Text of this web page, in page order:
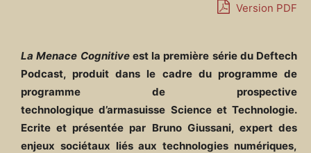
Version PDF
La Menace Cognitiveest la première série du Deftech
Podcast, produit dans le cadre du programme de
programme de prospective
technologique d’armasuisse Science et Technologie.
Ecrite et présentée par Bruno Giussani, expert des
enjeux sociétaux liés aux technologies numériques,